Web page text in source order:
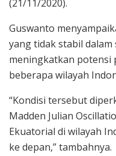
(21/11/2020).
Guswanto
yang tidak stabil
meningkatkan potensi
beberapa wilayah
“Kondisi tersebut
Madden Julian
Ekuatorial di wilayah
ke depan,” tambahnya.